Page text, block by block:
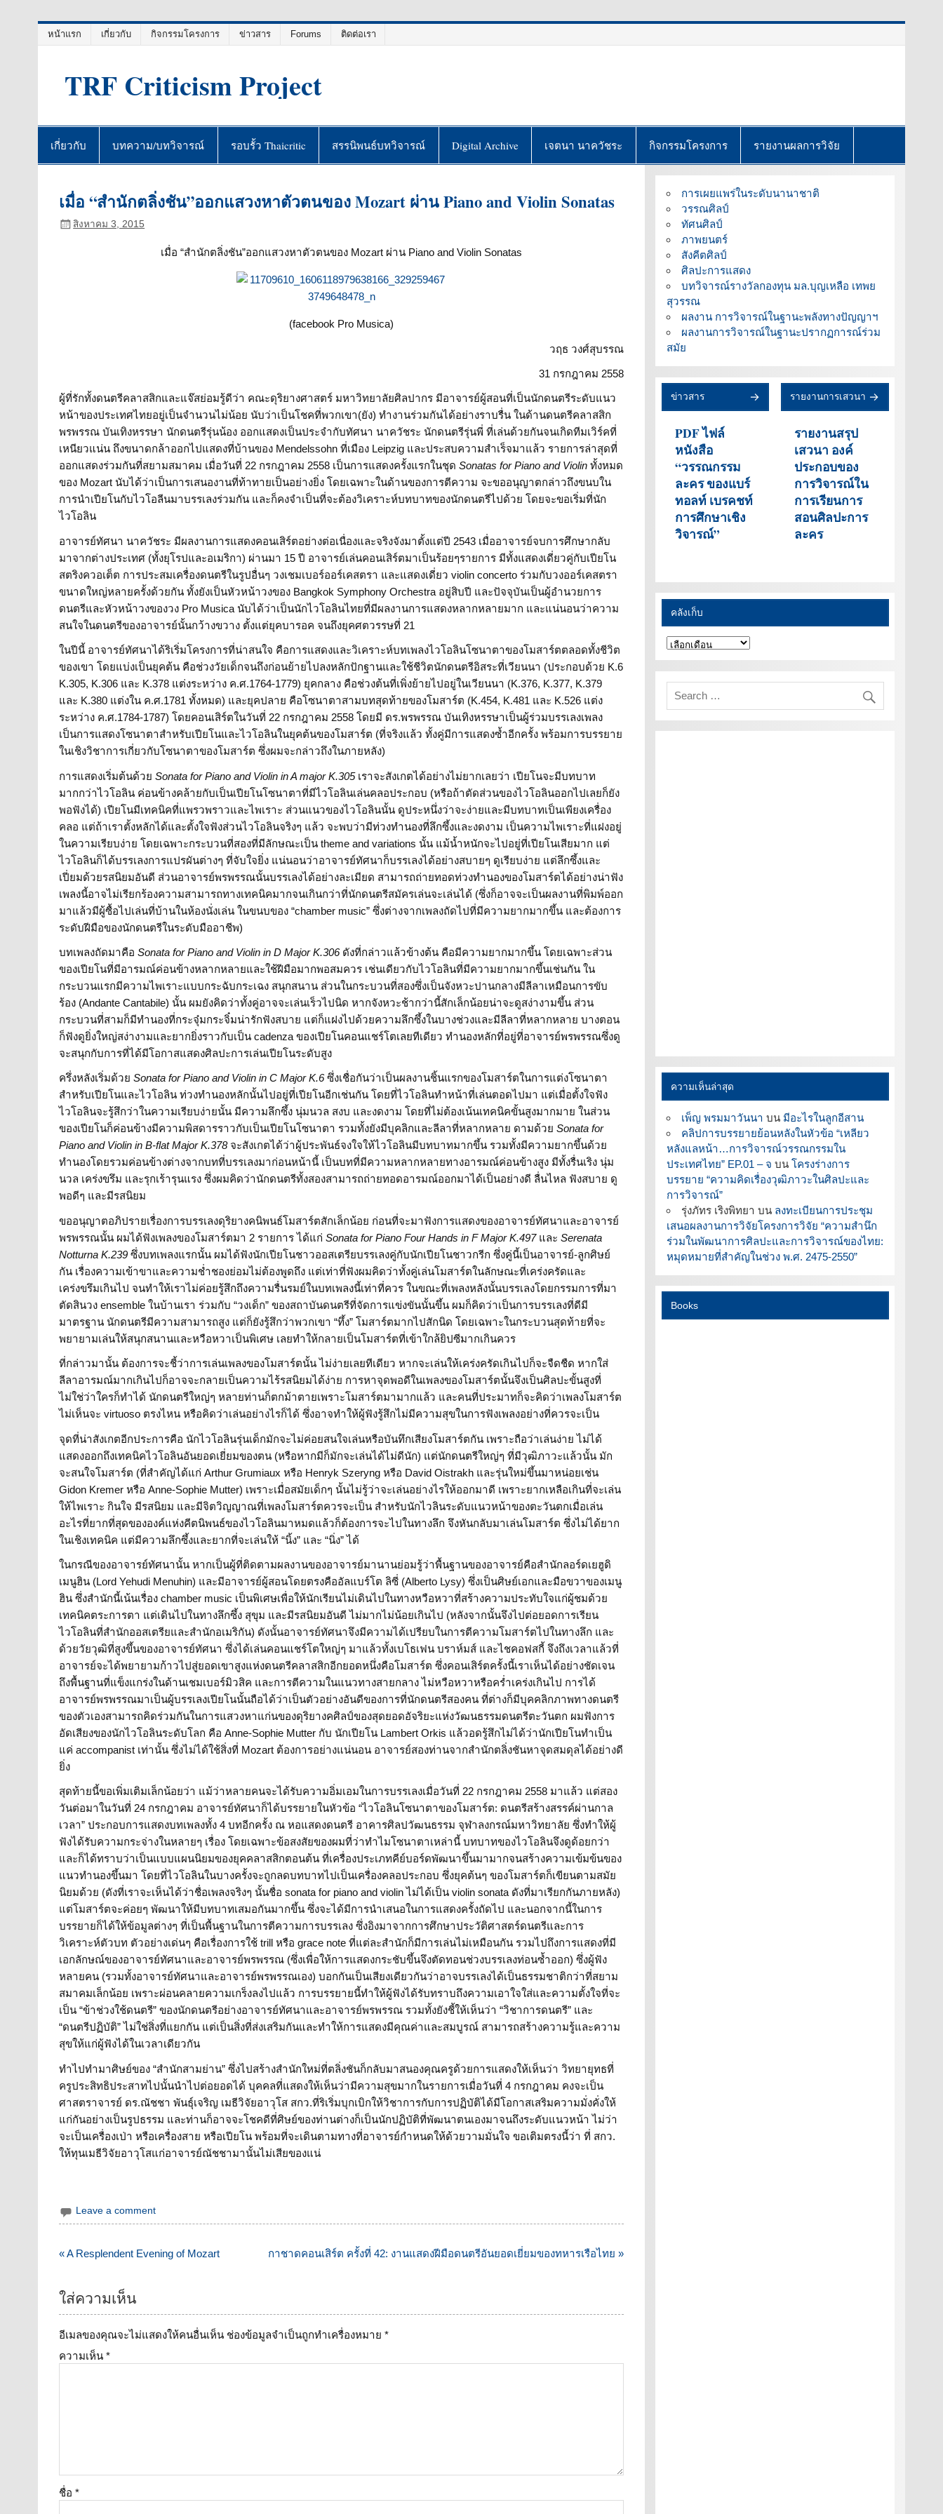
หน้าแรก เกี่ยวกับ กิจกรรมโครงการ ข่าวสาร Forums ติดต่อเรา
TRF Criticism Project
เกี่ยวกับ บทความ/บทวิจารณ์ รอบรั้ว Thaicritic สรรนิพนธ์บทวิจารณ์ Digital Archive เจตนา นาควัชระ กิจกรรมโครงการ รายงานผลการวิจัย
เมื่อ “สำนักตลิ่งชัน”ออกแสวงหาตัวตนของ Mozart ผ่าน Piano and Violin Sonatas
สิงหาคม 3, 2015
เมื่อ “สำนักตลิ่งชัน”ออกแสวงหาตัวตนของ Mozart ผ่าน Piano and Violin Sonatas
(facebook Pro Musica)
วฤธ วงศ์สุบรรณ
31 กรกฎาคม 2558
ผู้ที่รักทั้งดนตรีคลาสสิกและแจ๊สย่อมรู้ดีว่า คณะดุริยางศาสตร์ มหาวิทยาลัยศิลปากร มีอาจารย์ผู้สอนที่เป็นนักดนตรีระดับแนว
หน้าของประเทศไทยอยู่เป็นจำนวนไม่น้อย นับว่าเป็นโชคที่พวกเขา(ยัง) ทำงานร่วมกันได้อย่างราบรื่น ในด้านดนตรีคลาสสิก
พรพรรณ บันเทิงหรรษานักดนตรีรุ่นน้อง ออกแสดงเป็นประจำกับทัศนา นาควัชระนักดนตรีรุ่นพี่ ที่เล่นด้วยกันจนเกิดทีมเวิร์คที่
เหนียวแน่น ถึงขนาดกล้าออกไปแสดงที่บ้านของ Mendelssohn ที่เมือง Leipzig และประสบความสำเร็จมาแล้ว รายการล่าสุดที่
ออกแสดงร่วมกันที่สยามสมาคม เมื่อวันที่ 22 กรกฎาคม 2558 เป็นการแสดงครั้งแรกในชุดSonatas for Piano and Violinทั้งหมด
ของ Mozart นับได้ว่าเป็นการเสนองานที่ท้าทายเป็นอย่างยิ่ง โดยเฉพาะในด้านของการตีความ จะขออนุญาตกล่าวถึงขนบใน
การนำเปียโนกับไวโอลีนมาบรรเลงร่วมกัน และก็คงจำเป็นที่จะต้องวิเคราะห์บทบาทของนักดนตรีไปด้วย โดยจะขอเริ่มที่นัก
ไวโอลิน
อาจารย์ทัศนา นาควัชระ มีผลงานการแสดงคอนเสิร์ตอย่างต่อเนื่องและจริงจังมาตั้งแต่ปี 2543 เมื่ออาจารย์จบการศึกษากลับ
มาจากต่างประเทศ (ทั้งยุโรปและอเมริกา) ผ่านมา 15 ปี อาจารย์เล่นคอนเสิร์ตมาเป็นร้อยๆรายการ มีทั้งแสดงเดี่ยวคู่กับเปียโน
สตริงควอเต็ต การประสมเครื่องดนตรีในรูปอื่นๆ วงเชมเบอร์ออร์เคสตรา และแสดงเดี่ยว violin concerto ร่วมกับวงออร์เคสตรา
ขนาดใหญ่หลายครั้งด้วยกัน ทั้งยังเป็นหัวหน้าวงของ Bangkok Symphony Orchestra อยู่สิบปี และปัจจุบันเป็นผู้อำนวยการ
ดนตรีและหัวหน้าวงของวง Pro Musica นับได้ว่าเป็นนักไวโอลินไทยที่มีผลงานการแสดงหลากหลายมาก และแน่นอนว่าความ
สนใจในดนตรีของอาจารย์นั้นกว้างขวาง ตั้งแต่ยุคบารอค จนถึงยุคศตวรรษที่ 21
ในปีนี้ อาจารย์ทัศนาได้ริเริ่มโครงการที่น่าสนใจ คือการแสดงและวิเคราะห์บทเพลงไวโอลินโซนาตาของโมสาร์ตตลอดทั้งชีวิต
ของเขา โดยแบ่งเป็นยุคต้น คือช่วงวัยเด็กจนถึงก่อนย้ายไปลงหลักปักฐานและใช้ชีวิตนักดนตรีอิสระที่เวียนนา (ประกอบด้วย K.6
K.305, K.306 และ K.378 แต่งระหว่าง ค.ศ.1764-1779) ยุคกลาง คือช่วงต้นที่เพิ่งย้ายไปอยู่ในเวียนนา (K.376, K.377, K.379
และ K.380 แต่งใน ค.ศ.1781 ทั้งหมด) และยุคปลาย คือโซนาตาสามบทสุดท้ายของโมสาร์ต (K.454, K.481 และ K.526 แต่ง
ระหว่าง ค.ศ.1784-1787) โดยคอนเสิร์ตในวันที่ 22 กรกฎาคม 2558 โดยมี ดร.พรพรรณ บันเทิงหรรษาเป็นผู้ร่วมบรรเลงเพลง
เป็นการแสดงโซนาตาสำหรับเปียโนและไวโอลินในยุคต้นของโมสาร์ต (ที่จริงแล้ว ทั้งคู่มีการแสดงซ้ำอีกครั้ง พร้อมการบรรยาย
ในเชิงวิชาการเกี่ยวกับโซนาตาของโมสาร์ต ซึ่งผมจะกล่าวถึงในภายหลัง)
การแสดงเริ่มต้นด้วยSonata for Piano and Violin in A major K.305เราจะสังเกตได้อย่างไม่ยากเลยว่า เปียโนจะมีบทบาท
มากกว่าไวโอลิน ค่อนข้างคล้ายกับเป็นเปียโนโซนาตาที่มีไวโอลินเล่นคลอประกอบ (หรือถ้าตัดส่วนของไวโอลินออกไปเลยก็ยัง
พอฟังได้) เปียโนมีเทคนิคที่แพรวพราวและไพเราะ ส่วนแนวของไวโอลินนั้น ดูประหนึ่งว่าจะง่ายและมีบทบาทเป็นเพียงเครื่อง
คลอ แต่ถ้าเราตั้งหลักได้และตั้งใจฟังส่วนไวโอลินจริงๆ แล้ว จะพบว่ามีท่วงทำนองที่ลึกซึ้งและงดงาม เป็นความไพเราะที่แฝงอยู่
ในความเรียบง่าย โดยเฉพาะกระบวนที่สองที่มีลักษณะเป็น theme and variations นั้น แม้น้ำหนักจะไปอยู่ที่เปียโนเสียมาก แต่
ไวโอลินก็ได้บรรเลงการแปรผันต่างๆ ที่จับใจยิ่ง แน่นอนว่าอาจารย์ทัศนาก็บรรเลงได้อย่างสบายๆ ดูเรียบง่าย แต่ลึกซึ้งและ
เปี่ยมด้วยรสนิยมอันดี ส่วนอาจารย์พรพรรณนั้นบรรเลงได้อย่างละเมียด สามารถถ่ายทอดท่วงทำนองของโมสาร์ตได้อย่างน่าฟัง
เพลงนี้อาจไม่เรียกร้องความสามารถทางเทคนิคมากจนเกินกว่าที่นักดนตรีสมัครเล่นจะเล่นได้ (ซึ่งก็อาจจะเป็นผลงานที่พิมพ์ออก
มาแล้วมีผู้ซื้อไปเล่นที่บ้านในห้องนั่งเล่น ในขนบของ “chamber music” ซึ่งต่างจากเพลงถัดไปที่มีความยากมากขึ้น และต้องการ
ระดับฝีมือของนักดนตรีในระดับมืออาชีพ)
บทเพลงถัดมาคือSonata for Piano and Violin in D Major K.306ดังที่กล่าวแล้วข้างต้น คือมีความยากมากขึ้น โดยเฉพาะส่วน
ของเปียโนที่มีอารมณ์ค่อนข้างหลากหลายและใช้ฝีมือมากพอสมควร เช่นเดียวกับไวโอลินที่มีความยากมากขึ้นเช่นกัน ใน
กระบวนแรกมีความไพเราะแบบกระฉับกระเฉง สนุกสนาน ส่วนในกระบวนที่สองซึ่งเป็นจังหวะปานกลางมีลีลาเหมือนการขับ
ร้อง (Andante Cantabile) นั้น ผมยังคิดว่าทั้งคู่อาจจะเล่นเร็วไปนิด หากจังหวะช้ากว่านี้สักเล็กน้อยน่าจะดูสง่างามขึ้น ส่วน
กระบวนที่สามก็มีทำนองที่กระจุ๋มกระจิ๋มน่ารักฟังสบาย แต่ก็แฝงไปด้วยความลึกซึ้งในบางช่วงและมีลีลาที่หลากหลาย บางตอน
ก็ฟังดูยิ่งใหญ่สง่างามและยากยิ่งราวกับเป็น cadenza ของเปียโนคอนแชร์โตเลยทีเดียว ทำนองหลักที่อยู่ที่อาจารย์พรพรรณซึ่งดู
จะสนุกกับการที่ได้มีโอกาสแสดงศิลปะการเล่นเปียโนระดับสูง
ครึ่งหลังเริ่มด้วยSonata for Piano and Violin in C Major K.6ซึ่งเชื่อกันว่าเป็นผลงานชิ้นแรกของโมสาร์ตในการแต่งโซนาตา
สำหรับเปียโนและไวโอลิน ท่วงทำนองหลักนั้นไปอยู่ที่เปียโนอีกเช่นกัน โดยที่ไวโอลินทำหน้าที่เล่นตอดไปมา แต่เมื่อตั้งใจฟัง
ไวโอลินจะรู้สึกว่าในความเรียบง่ายนั้น มีความลึกซึ้ง นุ่มนวล สงบ และงดงาม โดยที่ไม่ต้องเน้นเทคนิคขั้นสูงมากมาย ในส่วน
ของเปียโนก็ค่อนข้างมีความพิสดารราวกับเป็นเปียโนโซนาตา รวมทั้งยังมีบุคลิกและลีลาที่หลากหลาย ดามด้วยSonata for
Piano and Violin in B-flat Major K.378 จะสังเกตได้ว่าผู้ประพันธ์จงใจให้ไวโอลินมีบทบาทมากขึ้น รวมทั้งมีความยากขึ้นด้วย
ทำนองโดยรวมค่อนข้างต่างจากบทที่บรรเลงมาก่อนหน้านี้ เป็นบทที่มีความหลากหลายทางอารมณ์ค่อนข้างสูง มีทั้งรื่นเริง นุ่ม
นวล เคร่งขรึม และรุกเร้ารุนแรง ซึ่งผมคิดว่านักดนตรีทั้งสองสามารถถ่ายทอดอารมณ์ออกมาได้เป็นอย่างดี ลื่นไหล ฟังสบาย ดู
พอดีๆ และมีรสนิยม
ขออนุญาตอภิปรายเรื่องการบรรเลงดุริยางคนิพนธ์โมสาร์ตสักเล็กน้อย ก่อนที่จะมาฟังการแสดงของอาจารย์ทัศนาและอาจารย์
พรพรรณนั้น ผมได้ฟังเพลงของโมสาร์ตมา 2 รายการ ได้แก่Sonata for Piano Four Hands in F Major K.497และSerenata
Notturna K.239 ซึ่งบทเพลงแรกนั้น ผมได้ฟังนักเปียโนชาวออสเตรียบรรเลงคู่กับนักเปียโนชาวกรีก ซึ่งคู่นี้เป็นอาจารย์-ลูกศิษย์
กัน เรื่องความเข้าขาและความช่ำชองย่อมไม่ต้องพูดถึง แต่เท่าที่ฟังผมคิดว่าทั้งคู่เล่นโมสาร์ตในลักษณะที่เคร่งครัดและ
เคร่งขรึมเกินไป จนทำให้เราไม่ค่อยรู้สึกถึงความรื่นรมย์ในบทเพลงนี้เท่าที่ควร ในขณะที่เพลงหลังนั้นบรรเลงโดยกรรมการที่มา
ตัดสินวง ensemble ในบ้านเรา ร่วมกับ “วงเด็ก” ของสถาบันดนตรีที่จัดการแข่งขันนั้นขึ้น ผมก็คิดว่าเป็นการบรรเลงที่ดีมี
มาตรฐาน นักดนตรีมีความสามารถสูง แต่ก็ยังรู้สึกว่าพวกเขา “ทึ้ง” โมสาร์ตมากไปสักนิด โดยเฉพาะในกระบวนสุดท้ายที่จะ
พยายามเล่นให้สนุกสนานและหวือหวาเป็นพิเศษ เลยทำให้กลายเป็นโมสาร์ตที่เข้าใกล้ยิปซีมากเกินควร
ที่กล่าวมานั้น ต้องการจะชี้ว่าการเล่นเพลงของโมสาร์ตนั้น ไม่ง่ายเลยทีเดียว หากจะเล่นให้เคร่งครัดเกินไปก็จะจืดชืด หากใส่
ลีลาอารมณ์มากเกินไปก็อาจจะกลายเป็นความไร้รสนิยมได้ง่าย การหาจุดพอดีในเพลงของโมสาร์ตนั้นจึงเป็นศิลปะขั้นสูงที่
ไม่ใช่ว่าใครก็ทำได้ นักดนตรีใหญ่ๆ หลายท่านก็ตกม้าตายเพราะโมสาร์ตมามากแล้ว และคนที่ประมาทก็จะคิดว่าเพลงโมสาร์ต
ไม่เห็นจะ virtuoso ตรงไหน หรือคิดว่าเล่นอย่างไรก็ได้ ซึ่งอาจทำให้ผู้ฟังรู้สึกไม่มีความสุขในการฟังเพลงอย่างที่ควรจะเป็น
จุดที่น่าสังเกตอีกประการคือ นักไวโอลินรุ่นเด็กมักจะไม่ค่อยสนใจเล่นหรือบันทึกเสียงโมสาร์ตกัน เพราะถือว่าเล่นง่าย ไม่ได้
แสดงออกถึงเทคนิคไวโอลินอันยอดเยี่ยมของตน (หรือหากมีก็มักจะเล่นได้ไม่ดีนัก) แต่นักดนตรีใหญ่ๆ ที่มีวุฒิภาวะแล้วนั้น มัก
จะสนใจโมสาร์ต (ที่สำคัญได้แก่ Arthur Grumiaux หรือ Henryk Szeryng หรือ David Oistrakh และรุ่นใหม่ขึ้นมาหน่อยเช่น
Gidon Kremer หรือ Anne-Sophie Mutter) เพราะเมื่อสมัยเด็กๆ นั้นไม่รู้ว่าจะเล่นอย่างไรให้ออกมาดี เพราะยากเหลือเกินที่จะเล่น
ให้ไพเราะ กินใจ มีรสนิยม และมีจิตวิญญาณที่เพลงโมสาร์ตควรจะเป็น สำหรับนักไวลินระดับแนวหน้าของตะวันตกเมื่อเล่น
อะไรที่ยากที่สุดขององค์แห่งคีตนิพนธ์ของไวโอลินมาหมดแล้วก็ต้องการจะไปในทางลึก จึงหันกลับมาเล่นโมสาร์ต ซึ่งไม่ได้ยาก
ในเชิงเทคนิค แต่มีความลึกซึ้งและยากที่จะเล่นให้ “นิ้ง” และ “นิ่ง” ได้
ในกรณีของอาจารย์ทัศนานั้น หากเป็นผู้ที่ติดตามผลงานของอาจารย์มานานย่อมรู้ว่าพื้นฐานของอาจารย์คือสำนักลอร์ดเยฮูดิ
เมนูฮิน (Lord Yehudi Menuhin) และมีอาจารย์ผู้สอนโดยตรงคืออัลแบร์โต ลิซี่ (Alberto Lysy) ซึ่งเป็นศิษย์เอกและมือขวาของเมนู
ฮิน ซึ่งสำนักนี้เน้นเรื่อง chamber music เป็นพิเศษเพื่อให้นักเรียนไม่เดินไปในทางหวือหวาที่สร้างความประทับใจแก่ผู้ชมด้วย
เทคนิคตระการตา แต่เดินไปในทางลึกซึ้ง สุขุม และมีรสนิยมอันดี ไม่มากไม่น้อยเกินไป (หลังจากนั้นจึงไปต่อยอดการเรียน
ไวโอลินที่สำนักออสเตรียและสำนักอเมริกัน) ดังนั้นอาจารย์ทัศนาจึงมีความได้เปรียบในการตีความโมสาร์ตไปในทางลึก และ
ด้วยวัยวุฒิที่สูงขึ้นของอาจารย์ทัศนา ซึ่งได้เล่นคอนแชร์โตใหญ่ๆ มาแล้วทั้งเบโธเฟน บราห์มส์ และไชคอฟสกี้ จึงถึงเวลาแล้วที่
อาจารย์จะได้พยายามก้าวไปสู่ยอดเขาสูงแห่งดนตรีคลาสสิกอีกยอดหนึ่งคือโมสาร์ต ซึ่งคอนเสิร์ตครั้งนี้เราเห็นได้อย่างชัดเจน
ถึงพื้นฐานที่แข็งแกร่งในด้านเชมเบอร์มิวสิค และการตีความในแนวทางสายกลาง ไม่หวือหวาหรือคร่ำเคร่งเกินไป การได้
อาจารย์พรพรรณมาเป็นผู้บรรเลงเปียโนนั้นถือได้ว่าเป็นตัวอย่างอันดีของการที่นักดนตรีสองคน ที่ต่างก็มีบุคคลิกภาพทางดนตรี
ของตัวเองสามารถคิดร่วมกันในการแสวงหาแก่นของดุริยางคศิลป์ของสุดยอดอัจริยะแห่งวัฒนธรรมดนตรีตะวันตก ผมฟังการ
อัดเสียงของนักไวโอลินระดับโลก คือ Anne-Sophie Mutter กับ นักเปียโน Lambert Orkis แล้วอดรู้สึกไม่ได้ว่านักเปียโนทำเป็น
แค่ accompanist เท่านั้น ซึ่งไม่ได้ใช้สิ่งที่ Mozart ต้องการอย่างแน่นอน อาจารย์สองท่านจากสำนักตลิ่งชันหาจุดสมดุลได้อย่างดี
ยิ่ง
สุดท้ายนี้ขอเพิ่มเติมเล็กน้อยว่า แม้ว่าหลายคนจะได้รับความอิ่มเอมในการบรรเลงเมื่อวันที่ 22 กรกฎาคม 2558 มาแล้ว แต่สอง
วันต่อมาในวันที่ 24 กรกฎาคม อาจารย์ทัศนาก็ได้บรรยายในหัวข้อ “ไวโอลินโซนาตาของโมสาร์ต: ดนตรีสร้างสรรค์ผ่านกาล
เวลา” ประกอบการแสดงบทเพลงทั้ง 4 บทอีกครั้ง ณ หอแสดงดนตรี อาคารศิลปวัฒนธรรม จุฬาลงกรณ์มหาวิทยาลัย ซึ่งทำให้ผู้
ฟังได้รับความกระจ่างในหลายๆ เรื่อง โดยเฉพาะข้อสงสัยของผมที่ว่าทำไมโซนาตาเหล่านี้ บทบาทของไวโอลินจึงดูด้อยกว่า
และก็ได้ทราบว่าเป็นแบบแผนนิยมของยุคคลาสสิกตอนต้น ที่เครื่องประเภทคีย์บอร์ดพัฒนาขึ้นมามากจนสร้างความเข้มข้นของ
แนวทำนองขึ้นมา โดยที่ไวโอลินในบางครั้งจะถูกลดบทบาทไปเป็นเครื่องคลอประกอบ ซึ่งยุคต้นๆ ของโมสาร์ตก็เขียนตามสมัย
นิยมด้วย (ดังที่เราจะเห็นได้ว่าชื่อเพลงจริงๆ นั้นชื่อ sonata for piano and violin ไม่ได้เป็น violin sonata ดังที่มาเรียกกันภายหลัง)
แต่โมสาร์ตจะค่อยๆ พัฒนาให้มีบทบาทเสมอกันมากขึ้น ซึ่งจะได้มีการนำเสนอในการแสดงครั้งถัดไป และนอกจากนี้ในการ
บรรยายก็ได้ให้ข้อมูลต่างๆ ที่เป็นพื้นฐานในการตีความการบรรเลง ซึ่งอิงมาจากการศึกษาประวัติศาสตร์ดนตรีและการ
วิเคราะห์ตัวบท ตัวอย่างเด่นๆ คือเรื่องการใช้ trill หรือ grace note ที่แต่ละสำนักก็มีการเล่นไม่เหมือนกัน รวมไปถึงการแสดงที่มี
เอกลักษณ์ของอาจารย์ทัศนาและอาจารย์พรพรรณ (ซึ่งเพื่อให้การแสดงกระชับขึ้นจึงตัดทอนช่วงบรรเลงท่อนซ้ำออก) ซึ่งผู้ฟัง
หลายคน (รวมทั้งอาจารย์ทัศนาและอาจารย์พรพรรณเอง) บอกกันเป็นเสียงเดียวกันว่าอาจบรรเลงได้เป็นธรรมชาติกว่าที่สยาม
สมาคมเล็กน้อย เพราะผ่อนคลายความเกร็งลงไปแล้ว การบรรยายนี้ทำให้ผู้ฟังได้รับทราบถึงความเอาใจใส่และความตั้งใจที่จะ
เป็น “ข้าช่วงใช้ดนตรี” ของนักดนตรีอย่างอาจารย์ทัศนาและอาจารย์พรพรรณ รวมทั้งยังชี้ให้เห็นว่า “วิชาการดนตรี” และ
“ดนตรีปฏิบัติ” ไม่ใช่สิ่งที่แยกกัน แต่เป็นสิ่งที่ส่งเสริมกันและทำให้การแสดงมีคุณค่าและสมบูรณ์ สามารถสร้างความรู้และความ
สุขให้แก่ผู้ฟังได้ในเวลาเดียวกัน
ทำไปทำมาศิษย์ของ “สำนักสามย่าน” ซึ่งไปสร้างสำนักใหม่ที่ตลิ่งชันก็กลับมาสนองคุณครูด้วยการแสดงให้เห็นว่า วิทยายุทธที่
ครูประสิทธิประสาทไปนั้นนำไปต่อยอดได้ บุคคลที่แสดงให้เห็นว่ามีความสุขมากในรายการเมื่อวันที่ 4 กรกฎาคม คงจะเป็น
ศาสตราจารย์ ดร.ณัชชา พันธุ์เจริญ เมธีวิจัยอาวุโส สกว.ที่ริเริ่มบุกเบิกให้วิชาการกับการปฏิบัติได้มีโอกาสเสริมความมั่งคั่งให้
แก่กันอย่างเป็นรูปธรรม และท่านก็อาจจะโชคดีที่ศิษย์ของท่านต่างก็เป็นนักปฏิบัติที่พัฒนาตนเองมาจนถึงระดับแนวหน้า ไม่ว่า
จะเป็นเครื่องเป่า หรือเครื่องสาย หรือเปียโน พร้อมที่จะเดินตามทางที่อาจารย์กำหนดให้ด้วยวามมั่นใจ ขอเติมตรงนี้ว่า ที่ สกว.
ให้ทุนเมธีวิจัยอาวุโสแก่อาจารย์ณัชชามานั้นไม่เสียของแน่
Leave a comment
แนะแนว
« A Resplendent Evening of Mozart กาชาดคอนเสิร์ต ครั้งที่ 42: งานแสดงฝีมือดนตรีอันยอดเยี่ยมของทหารเรือไทย »
ใส่ความเห็น
อีเมลของคุณจะไม่แสดงให้คนอื่นเห็น ช่องข้อมูลจำเป็นถูกทำเครื่องหมาย*
ความเห็น*
ชื่อ*
การเผยแพร่ในระดับนานาชาติ
วรรณศิลป์
ทัศนศิลป์
ภาพยนตร์
สังคีตศิลป์
ศิลปะการแสดง
บทวิจารณ์รางวัลกองทุน มล.บุญเหลือ เทพย
สุวรรณ
ผลงาน การวิจารณ์ในฐานะพลังทางปัญญาฯ
ผลงานการวิจารณ์ในฐานะปรากฏการณ์ร่วม
สมัย
ข่าวสาร
PDF ไฟล์
หนังสือ
“วรรณกรรม
ละคร ของแบร์
ทอลท์ เบรคชท์
การศึกษาเชิง
วิจารณ์”
รายงานการเสวนา
รายงานสรุป
เสวนา องค์
ประกอบของ
การวิจารณ์ใน
การเรียนการ
สอนศิลปะการ
ละคร
คลังเก็บ
คลัง
เก็บ
ความเห็นล่าสุด
เพ็ญ พรมมาวันนา บน มีอะไรในลูกอีสาน
คลิปการบรรยายย้อนหลังในหัวข้อ “เหลียว
หลังแลหน้า…การวิจารณ์วรรณกรรมใน
ประเทศไทย” EP.01 – จ บน โครงร่างการ
บรรยาย “ความคิดเรื่องวุฒิภาวะในศิลปะและ
การวิจารณ์”
รุ่งภัทร เริงพิทยา บน ลงทะเบียนการประชุม
เสนอผลงานการวิจัยโครงการวิจัย “ความสำนึก
ร่วมในพัฒนาการศิลปะและการวิจารณ์ของไทย:
หมุดหมายที่สำคัญในช่วง พ.ศ. 2475-2550”
Books